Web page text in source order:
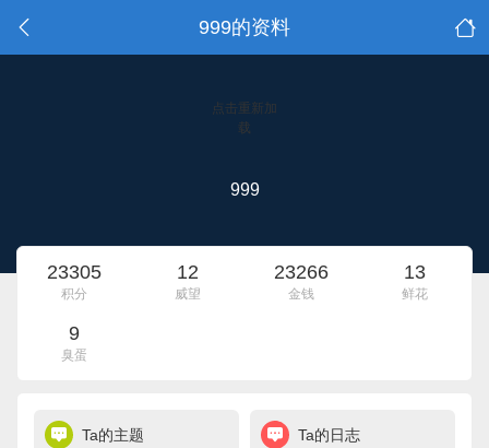
999的资料
点击重新加
载
999
23305
积分
12
威望
23266
金钱
13
鲜花
9
臭蛋
Ta的主题 Ta的日志